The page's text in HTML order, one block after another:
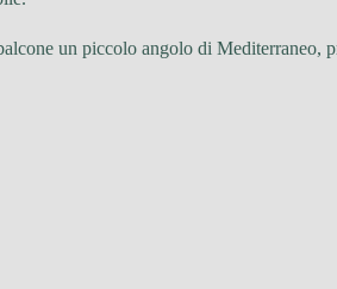
un piccolo angolo di Mediterraneo,